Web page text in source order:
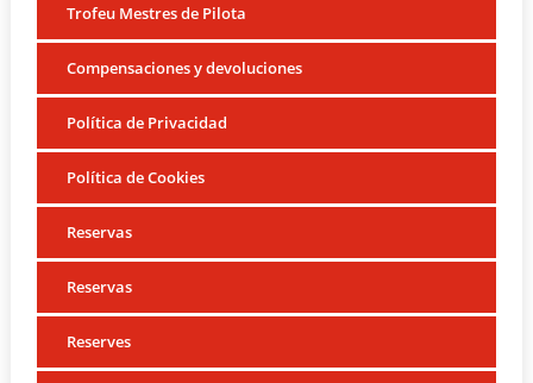
Trofeu Mestres de Pilota
Compensaciones y devoluciones
Política de Privacidad
Política de Cookies
Reservas
Reservas
Reserves